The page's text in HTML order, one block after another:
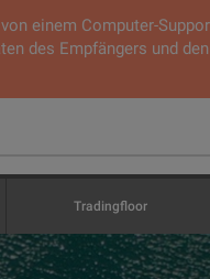
einem Computer-
des Empfängers und
Tradingfloor